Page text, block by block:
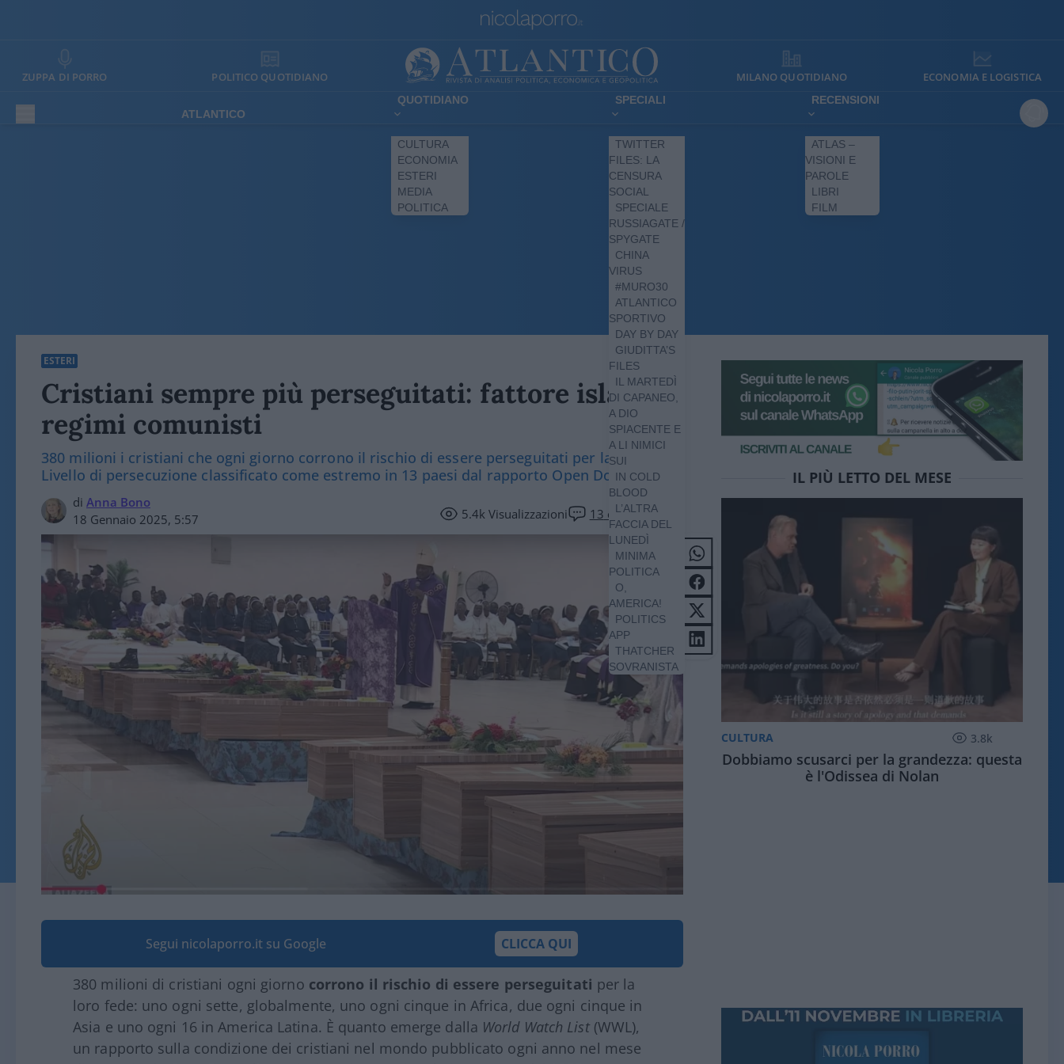
ZUPPA DI PORRO POLITICO QUOTIDIANO MILANO QUOTIDIANO ECONOMIA E LOGISTICA
ATLANTICO
QUOTIDIANO
CULTURA
ECONOMIA
ESTERI
MEDIA
POLITICA
SPECIALI
TWITTER
FILES: LA
CENSURA
SOCIAL
SPECIALE
RUSSIAGATE /
SPYGATE
CHINA
VIRUS
#MURO30
ATLANTICO
SPORTIVO
DAY BY DAY
GIUDITTA’S
FILES
IL MARTEDÌ
DI CAPANEO,
A DIO
SPIACENTE E
A LI NIMICI
SUI
IN COLD
BLOOD
L’ALTRA
FACCIA DEL
LUNEDÌ
MINIMA
POLITICA
O,
AMERICA!
POLITICS
APP
THATCHER
SOVRANISTA
RECENSIONI
ATLAS –
VISIONI E
PAROLE
LIBRI
FILM
ESTERI
Cristiani sempre più perseguitati: fattore islam e
regimi comunisti
380 milioni i cristiani che ogni giorno corrono il rischio di essere perseguitati per la loro fede.
Livello di persecuzione classificato come estremo in 13 paesi dal rapporto Open Doors
di Anna Bono
18 Gennaio 2025, 5:57
5.4k Visualizzazioni 13 commenti
Segui nicolaporro.it su Google CLICCA QUI
380 milioni di cristiani ogni giorno corrono il rischio di essere perseguitati per la
loro fede: uno ogni sette, globalmente, uno ogni cinque in Africa, due ogni cinque in
Asia e uno ogni 16 in America Latina. È quanto emerge dalla World Watch List(WWL),
un rapporto sulla condizione dei cristiani nel mondo pubblicato ogni anno nel mese
IL PIÙ LETTO DEL MESE
CULTURA 3.8k
Dobbiamo scusarci per la grandezza: questa
è l'Odissea di Nolan